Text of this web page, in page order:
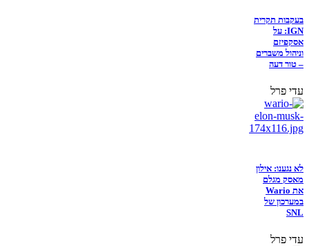
בעקבות תקרית
IGN: על
אסקפיזם
וניהול משברים
– טור דעה
עדי פרל
לא נגענו: אילון
מאסק מגלם
את Wario
במערכון של
SNL
עדי פרל